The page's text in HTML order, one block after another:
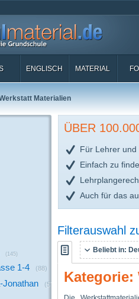
ENGLISCH MATERIAL
Materialien
(145)
1-4 (88)
Jonathan (57)
ÜBER
Für Lehrer und
Einfach zu
Auch für das
Filterauswahl
Beliebt in: